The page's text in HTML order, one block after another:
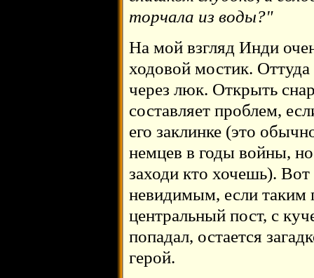
торчала из воды?"
На мой взгляд Инди
ходовой мостик.
через люк. Открыть
составляет проблем,
его заклинке (это
немцев в годы войны,
заходи кто хочешь).
невидимым, если таким
центральный пост, с
попадал, остается
герой.